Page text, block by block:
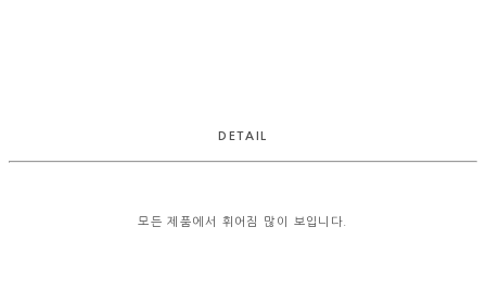
DETAIL
모든 제품에서 휘어짐 많이 보입니다.